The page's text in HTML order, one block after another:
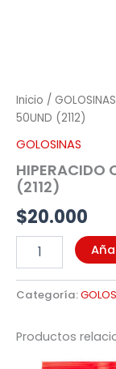
Inicio / GOLOSINAS
50UND (2112)
GOLOSINAS
HIPERACIDO
(2112)
$20.000
Categoría:
Productos